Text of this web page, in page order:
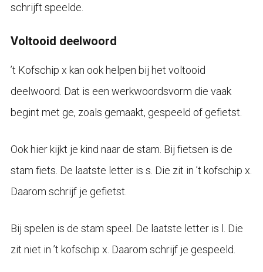
schrijft speelde.
Voltooid deelwoord
’t Kofschip x kan ook helpen bij het voltooid
deelwoord. Dat is een werkwoordsvorm die vaak
begint met ge, zoals gemaakt, gespeeld of gefietst.
Ook hier kijkt je kind naar de stam. Bij fietsen is de
stam fiets. De laatste letter is s. Die zit in ’t kofschip x.
Daarom schrijf je gefietst.
Bij spelen is de stam speel. De laatste letter is l. Die
zit niet in ’t kofschip x. Daarom schrijf je gespeeld.